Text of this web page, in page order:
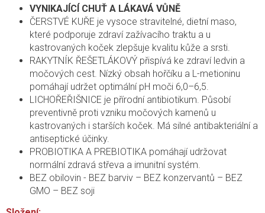
VYNIKAJÍCÍ CHUŤ A LÁKAVÁ VŮNĚ
ČERSTVÉ KUŘE je vysoce stravitelné, dietní maso,
které podporuje zdraví zažívacího traktu a u
kastrovaných koček zlepšuje kvalitu kůže a srsti.
RAKYTNÍK ŘEŠETLÁKOVÝ přispívá ke zdraví ledvin a
močových cest. Nízký obsah hořčíku a L-metioninu
pomáhají udržet optimální pH moči 6,0–6,5.
LICHOŘEŘIŠNICE je přírodní antibiotikum. Působí
preventivně proti vzniku močových kamenů u
kastrovaných i starších koček. Má silné antibakteriální a
antiseptické účinky.
PROBIOTIKA A PREBIOTIKA pomáhají udržovat
normální zdravá střeva a imunitní systém.
BEZ obilovin - BEZ barviv – BEZ konzervantů – BEZ
GMO – BEZ soji